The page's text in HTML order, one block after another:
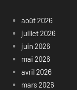
août 2026
juillet 2026
juin 2026
mai 2026
avril 2026
mars 2026